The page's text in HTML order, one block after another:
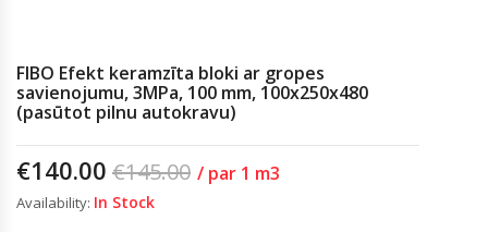
FIBO Efekt keramzīta bloki ar gropes
savienojumu, 3MPa, 100 mm, 100x250x480
(pasūtot pilnu autokravu)
€145.00
€140.00 / par 1 m3
Availability: In Stock